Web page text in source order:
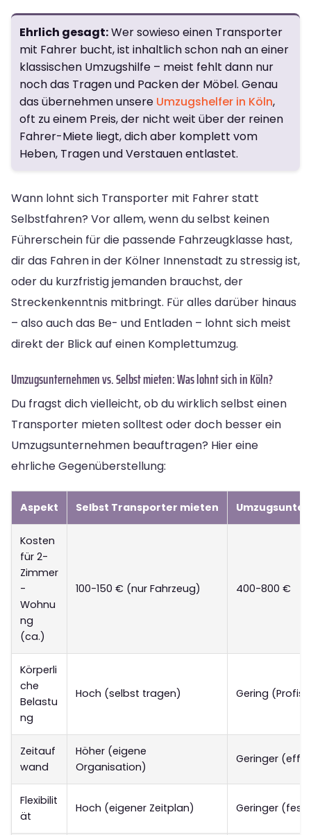
Ehrlich gesagt:Wer sowieso einen Transporter
mit Fahrer bucht, ist inhaltlich schon nah an einer
klassischen Umzugshilfe – meist fehlt dann nur
noch das Tragen und Packen der Möbel. Genau
das übernehmen unsere Umzugshelfer in Köln,
oft zu einem Preis, der nicht weit über der reinen
Fahrer-Miete liegt, dich aber komplett vom
Heben, Tragen und Verstauen entlastet.
Wann lohnt sich Transporter mit Fahrer statt
Selbstfahren? Vor allem, wenn du selbst keinen
Führerschein für die passende Fahrzeugklasse hast,
dir das Fahren in der Kölner Innenstadt zu stressig ist,
oder du kurzfristig jemanden brauchst, der
Streckenkenntnis mitbringt. Für alles darüber hinaus
– also auch das Be- und Entladen – lohnt sich meist
direkt der Blick auf einen Komplettumzug.
Umzugsunternehmen vs. Selbst mieten: Was lohnt sich in Köln?
Du fragst dich vielleicht, ob du wirklich selbst einen
Transporter mieten solltest oder doch besser ein
Umzugsunternehmen beauftragen? Hier eine
ehrliche Gegenüberstellung:
Aspekt Selbst Transporter mieten
Kosten
für 2-
Zimmer
-
Wohnu
ng
(ca.)
100-150 € (nur Fahrzeug) 400-800 €
Körperli
che
Belastu
ng
Hoch (selbst tragen) Gering (Profis
Zeitauf
wand
Höher (eigene
Organisation)
Geringer
Flexibilit
ät
Hoch (eigener Zeitplan) Geringer